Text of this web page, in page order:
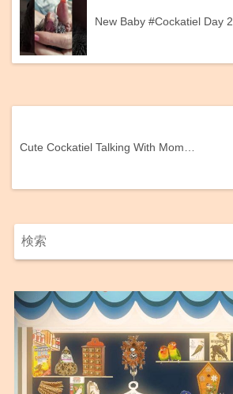
New Baby #Cockatiel Day 2
Cute Cockatiel Talking With Mom…